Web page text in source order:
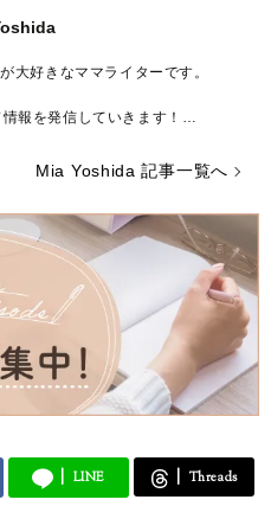
大好きなママライターです。
報を発信していきます！
Mia Yoshida 記事一覧へ
LINE Threads